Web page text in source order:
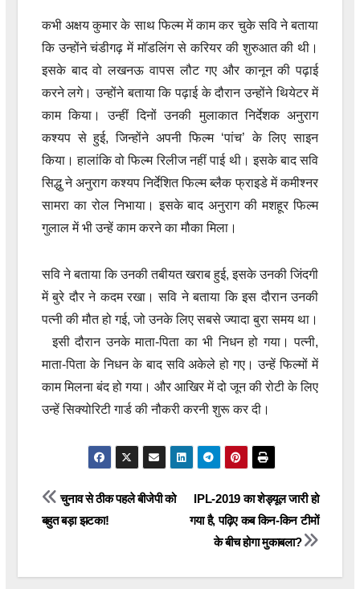
कभी अक्षय कुमार के साथ फिल्म में काम कर चुके सवि ने बताया
कि उन्होंने चंडीगढ़ में मॉडलिंग से करियर की शुरुआत की थी।
इसके बाद वो लखनऊ वापस लौट गए और कानून की पढ़ाई
करने लगे। उन्होंने बताया कि पढ़ाई के दौरान उन्होंने थियेटर में
काम किया। उन्हीं दिनों उनकी मुलाकात निर्देशक अनुराग
कश्यप से हुई, जिन्होंने अपनी फिल्म ‘पांच’ के लिए साइन
किया। हालांकि वो फिल्म रिलीज नहीं पाई थी। इसके बाद सवि
सिद्धु ने अनुराग कश्यप निर्देशित फिल्म ब्लैक फ्राइडे में कमीश्नर
सामरा का रोल निभाया। इसके बाद अनुराग की मशहूर फिल्म
गुलाल में भी उन्हें काम करने का मौका मिला।
सवि ने बताया कि उनकी तबीयत खराब हुई, इसके उनकी जिंदगी
में बुरे दौर ने कदम रखा। सवि ने बताया कि इस दौरान उनकी
पत्नी की मौत हो गई, जो उनके लिए सबसे ज्यादा बुरा समय था।
इसी दौरान उनके माता-पिता का भी निधन हो गया। पत्नी,
माता-पिता के निधन के बाद सवि अकेले हो गए। उन्हें फिल्मों में
काम मिलना बंद हो गया। और आखिर में दो जून की रोटी के लिए
उन्हें सिक्योरिटी गार्ड की नौकरी करनी शुरू कर दी।
Post
navigation
IPL-2019 का शेड्यूल जारी हो
गया है, पढ़िए कब किन-किन टीमों
के बीच होगा मुकाबला?
चुनाव से ठीक पहले बीजेपी को
बहुत बड़ा झटका!